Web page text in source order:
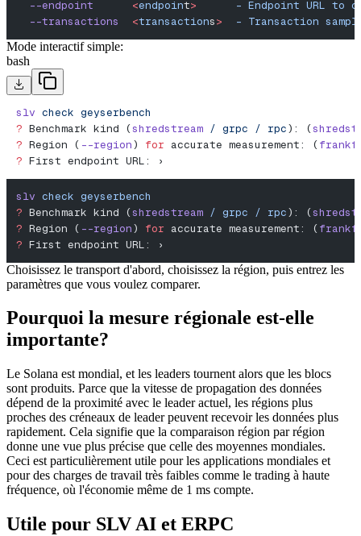
  --endpoint
      <
endpoint>
      -
Endpoint URL to
  --transactions
  <
transactions>
  -
Transaction
Mode interactif simple:
bash
slv check geyserbench
? Benchmark kind (shredstream / grpc / rpc): (
? Region ( --region) for accurate measurement: (
? First endpoint URL: ›
slv check geyserbench
? Benchmark kind (shredstream / grpc / rpc): (
? Region ( --region) for accurate measurement: (
? First endpoint URL: ›
Choisissez le transport d'abord, choisissez la région, puis entrez les
paramètres que vous voulez comparer.
Pourquoi la mesure régionale est-elle
importante?
Le Solana est mondial, et les leaders tournent alors que les blocs
sont produits. Parce que la vitesse de propagation des données
dépend de la proximité avec le leader actuel, les régions plus
proches des créneaux de leader peuvent recevoir les données plus
rapidement. Cela signifie que la comparaison région par région
donne une vue plus précise que celle des moyennes mondiales.
Ceci est particulièrement utile pour les applications mondiales et
pour des charges de travail très faibles comme le trading à haute
fréquence, où l'économie même de 1 ms compte.
Utile pour SLV AI et ERPC